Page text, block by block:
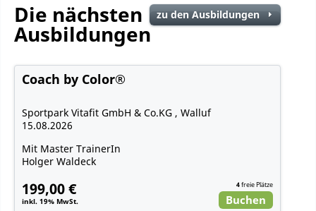
Die nächsten
Ausbildungen
zu den Ausbildungen
Coach by Color®
Sportpark Vitafit GmbH & Co.KG , Walluf
15.08.2026
Mit Master TrainerIn
Holger Waldeck
199,00 €
inkl. 19% MwSt.
4freie Plätze
Buchen